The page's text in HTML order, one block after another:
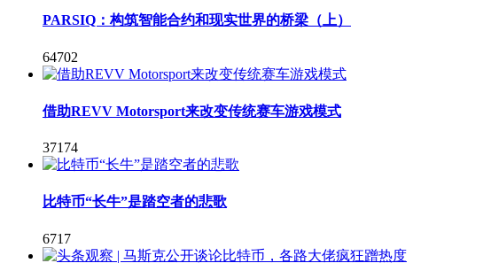
PARSIQ：构筑智能合约和现实世界的桥梁（上）
64702
借助REVV Motorsport来改变传统赛车游戏模式
37174
比特币“长牛”是踏空者的悲歌
6717